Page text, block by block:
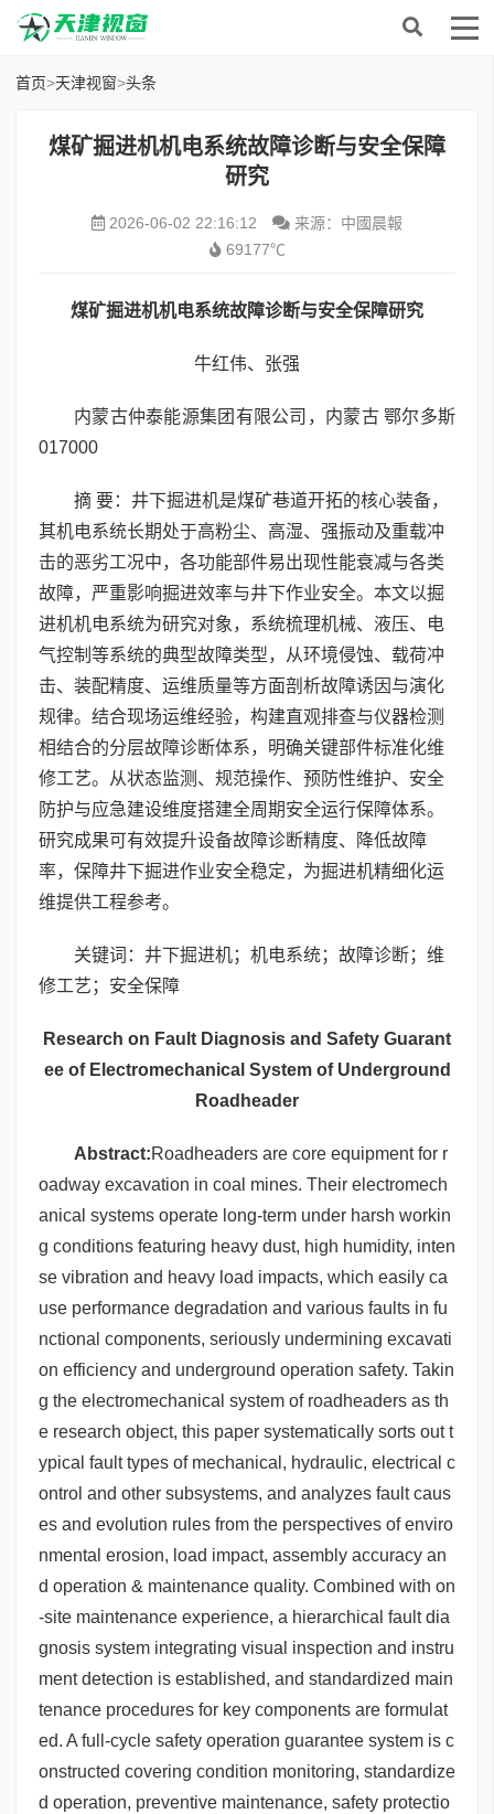
首页>天津视窗>头条
煤矿掘进机机电系统故障诊断与安全保障
研究
2026-06-02 22:16:12
来源：中國晨報
69177℃
煤矿掘进机机电系统故障诊断与安全保障研究
牛红伟、张强
内蒙古仲泰能源集团有限公司，内蒙古 鄂尔多斯
017000
摘 要：井下掘进机是煤矿巷道开拓的核心装备，
其机电系统长期处于高粉尘、高湿、强振动及重载冲
击的恶劣工况中，各功能部件易出现性能衰减与各类
故障，严重影响掘进效率与井下作业安全。本文以掘
进机机电系统为研究对象，系统梳理机械、液压、电
气控制等系统的典型故障类型，从环境侵蚀、载荷冲
击、装配精度、运维质量等方面剖析故障诱因与演化
规律。结合现场运维经验，构建直观排查与仪器检测
相结合的分层故障诊断体系，明确关键部件标准化维
修工艺。从状态监测、规范操作、预防性维护、安全
防护与应急建设维度搭建全周期安全运行保障体系。
研究成果可有效提升设备故障诊断精度、降低故障
率，保障井下掘进作业安全稳定，为掘进机精细化运
维提供工程参考。
关键词：井下掘进机；机电系统；故障诊断；维
修工艺；安全保障
Research on Fault Diagnosis and Safety Guarant
ee of Electromechanical System of Underground
Roadheader
Abstract:Roadheaders are core equipment for r
oadway excavation in coal mines. Their electromech
anical systems operate long-term under harsh workin
g conditions featuring heavy dust, high humidity, inten
se vibration and heavy load impacts, which easily ca
use performance degradation and various faults in fu
nctional components, seriously undermining excavati
on efficiency and underground operation safety. Takin
g the electromechanical system of roadheaders as th
e research object, this paper systematically sorts out t
ypical fault types of mechanical, hydraulic, electrical c
ontrol and other subsystems, and analyzes fault caus
es and evolution rules from the perspectives of enviro
nmental erosion, load impact, assembly accuracy an
d operation & maintenance quality. Combined with on
-site maintenance experience, a hierarchical fault dia
gnosis system integrating visual inspection and instru
ment detection is established, and standardized main
tenance procedures for key components are formulat
ed. A full-cycle safety operation guarantee system is c
onstructed covering condition monitoring, standardize
d operation, preventive maintenance, safety protectio